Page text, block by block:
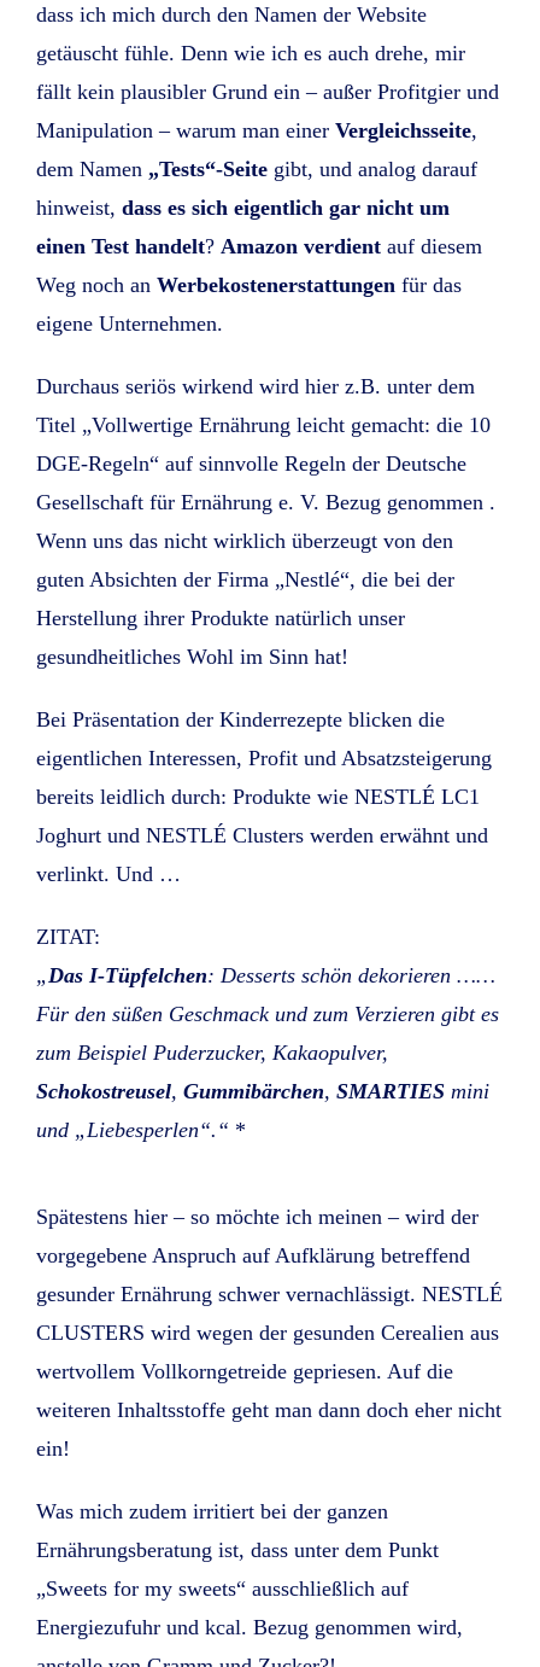
dass ich mich durch den Namen der Website
getäuscht fühle. Denn wie ich es auch drehe, mir
fällt kein plausibler Grund ein – außer Profitgier und
Manipulation – warum man einer Vergleichsseite,
dem Namen „Tests“-Seite gibt, und analog darauf
hinweist, dass es sich eigentlich gar nicht um
einen Test handelt? Amazon verdient auf diesem
Weg noch an Werbekostenerstattungen für das
eigene Unternehmen.
Durchaus seriös wirkend wird hier z.B. unter dem
Titel „Vollwertige Ernährung leicht gemacht: die 10
DGE-Regeln“ auf sinnvolle Regeln der Deutsche
Gesellschaft für Ernährung e. V. Bezug genommen .
Wenn uns das nicht wirklich überzeugt von den
guten Absichten der Firma „Nestlé“, die bei der
Herstellung ihrer Produkte natürlich unser
gesundheitliches Wohl im Sinn hat!
Bei Präsentation der Kinderrezepte blicken die
eigentlichen Interessen, Profit und Absatzsteigerung
bereits leidlich durch: Produkte wie NESTLÉ LC1
Joghurt und NESTLÉ Clusters werden erwähnt und
verlinkt. Und …
ZITAT:
„ Das I-Tüpfelchen: Desserts schön dekorieren ……
Für den süßen Geschmack und zum Verzieren gibt es
zum Beispiel Puderzucker, Kakaopulver,
Schokostreusel, Gummibärchen, SMARTIES mini
und „Liebesperlen“.“ *
Spätestens hier – so möchte ich meinen – wird der
vorgegebene Anspruch auf Aufklärung betreffend
gesunder Ernährung schwer vernachlässigt. NESTLÉ
CLUSTERS wird wegen der gesunden Cerealien aus
wertvollem Vollkorngetreide gepriesen. Auf die
weiteren Inhaltsstoffe geht man dann doch eher nicht
ein!
Was mich zudem irritiert bei der ganzen
Ernährungsberatung ist, dass unter dem Punkt
„Sweets for my sweets“ ausschließlich auf
Energiezufuhr und kcal. Bezug genommen wird,